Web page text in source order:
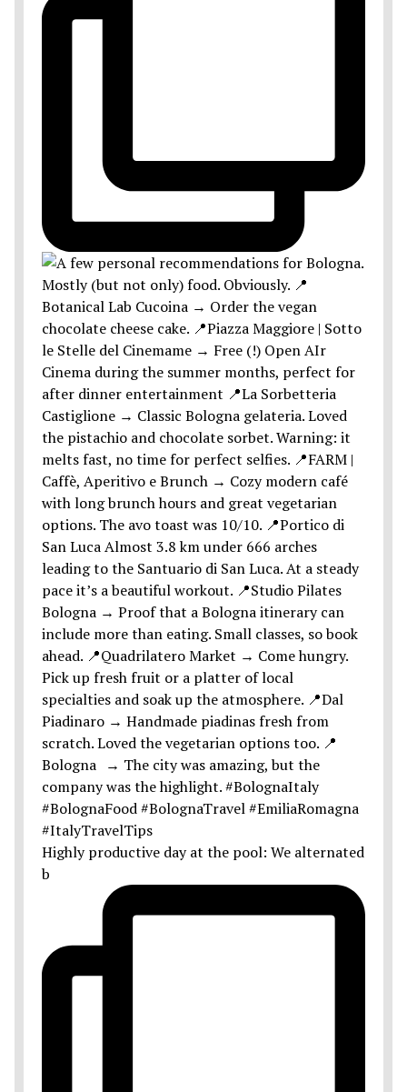
Highly productive day at the pool: We alternated
b